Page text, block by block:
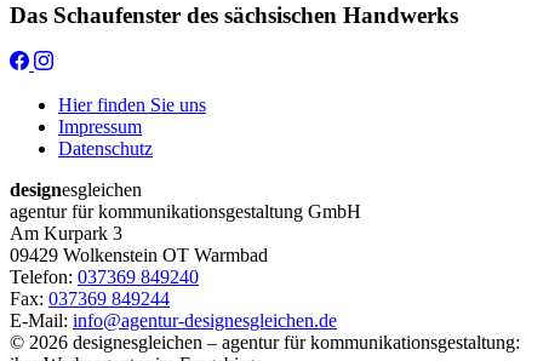
Das Schaufenster des sächsischen Handwerks
Hier finden Sie uns
Impressum
Datenschutz
designesgleichen
agentur für kommunikationsgestaltung GmbH
Am Kurpark 3
09429 Wolkenstein OT Warmbad
Telefon: 037369 849240
Fax: 037369 849244
E-Mail: info@agentur-designesgleichen.de
© 2026 designesgleichen – agentur für kommunikationsgestaltung: